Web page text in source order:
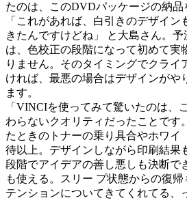
たのは、このDVDパッケージの納品
「これがあれば、白引きのデザイ
きたんですけどね」 と大島さん。
は、色校正の段階になって初めて実
りません。そのタイミングでクライ
ければ、最悪の場合はデザインがや
ます。
「VINCIを使ってみて驚いたのは、
わらないクオリティだったことです
たときのトナーの乗り具合やホワイ
待以上。デザインしながら印刷結果
段階でアイデアの善し悪しも決断で
も使える。スリー プ状態からの復
テンションについてきてくれてる、